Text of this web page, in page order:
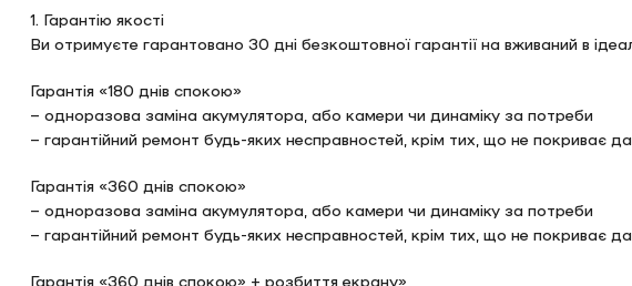
1. Гарантію якості
Ви отримуєте гарантовано 30 дні безкоштовної гарантії на вживаний в
Гарантія «180 днів спокою»
– одноразова заміна акумулятора, або камери чи динаміку за потреби
– гарантійний ремонт будь-яких несправностей, крім тих, що не покриває
Гарантія «360 днів спокою»
– одноразова заміна акумулятора, або камери чи динаміку за потреби
– гарантійний ремонт будь-яких несправностей, крім тих, що не покриває
Гарантія «360 днів спокою» + розбиття екрану»